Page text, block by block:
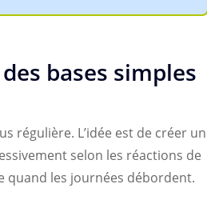
bases simples
régulière. L’idée est de créer un
selon les réactions de
quand les journées débordent.